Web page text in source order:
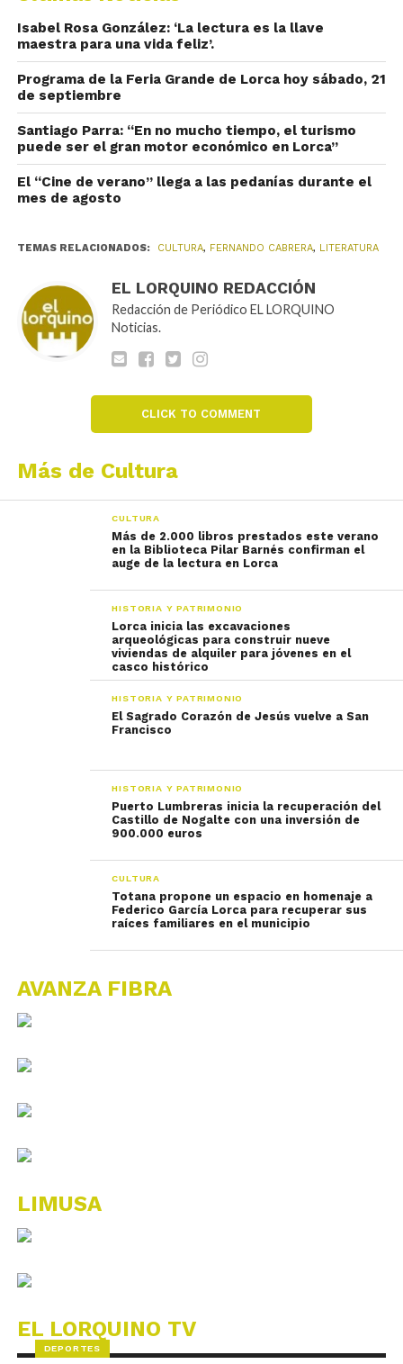
Isabel Rosa González: ‘La lectura es la llave
maestra para una vida feliz’.
Programa de la Feria Grande de Lorca hoy sábado, 21
de septiembre
Santiago Parra: “En no mucho tiempo, el turismo
puede ser el gran motor económico en Lorca”
El “Cine de verano” llega a las pedanías durante el
mes de agosto
TEMAS RELACIONADOS: CULTURA, FERNANDO CABRERA, LITERATURA
EL LORQUINO REDACCIÓN
Redacción de Periódico EL LORQUINO
Noticias.
CLICK TO COMMENT
Más de Cultura
CULTURA
Más de 2.000 libros prestados este verano
en la Biblioteca Pilar Barnés confirman el
auge de la lectura en Lorca
HISTORIA Y PATRIMONIO
Lorca inicia las excavaciones
arqueológicas para construir nueve
viviendas de alquiler para jóvenes en el
casco histórico
HISTORIA Y PATRIMONIO
El Sagrado Corazón de Jesús vuelve a San
Francisco
HISTORIA Y PATRIMONIO
Puerto Lumbreras inicia la recuperación del
Castillo de Nogalte con una inversión de
900.000 euros
CULTURA
Totana propone un espacio en homenaje a
Federico García Lorca para recuperar sus
raíces familiares en el municipio
AVANZA FIBRA
LIMUSA
EL LORQUINO TV
DEPORTES